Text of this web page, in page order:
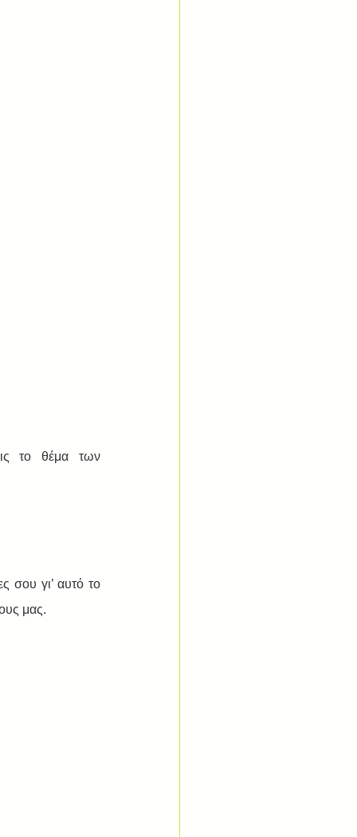
το θέμα των
σου γι’ αυτό το
μας.